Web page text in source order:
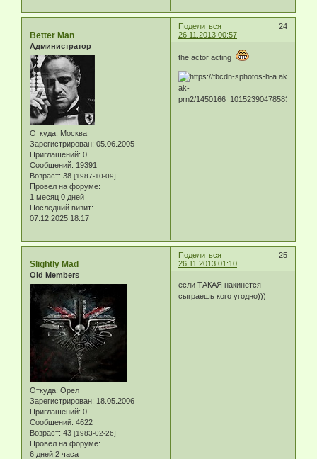
Поделиться
24
26.11.2013 00:57
Better Man
Администратор
Откуда: Москва
Зарегистрирован: 05.06.2005
Приглашений: 0
Сообщений: 19391
Возраст: 38 [1987-10-09]
Провел на форуме:
1 месяц 0 дней
Последний визит:
07.12.2025 18:17
the actor acting
Поделиться
25
26.11.2013 01:10
Slightly Mad
Old Members
Откуда: Орел
Зарегистрирован: 18.05.2006
Приглашений: 0
Сообщений: 4622
Возраст: 43 [1983-02-26]
Провел на форуме:
6 дней 2 часа
если ТАКАЯ накинется -
сыграешь кого угодно)))